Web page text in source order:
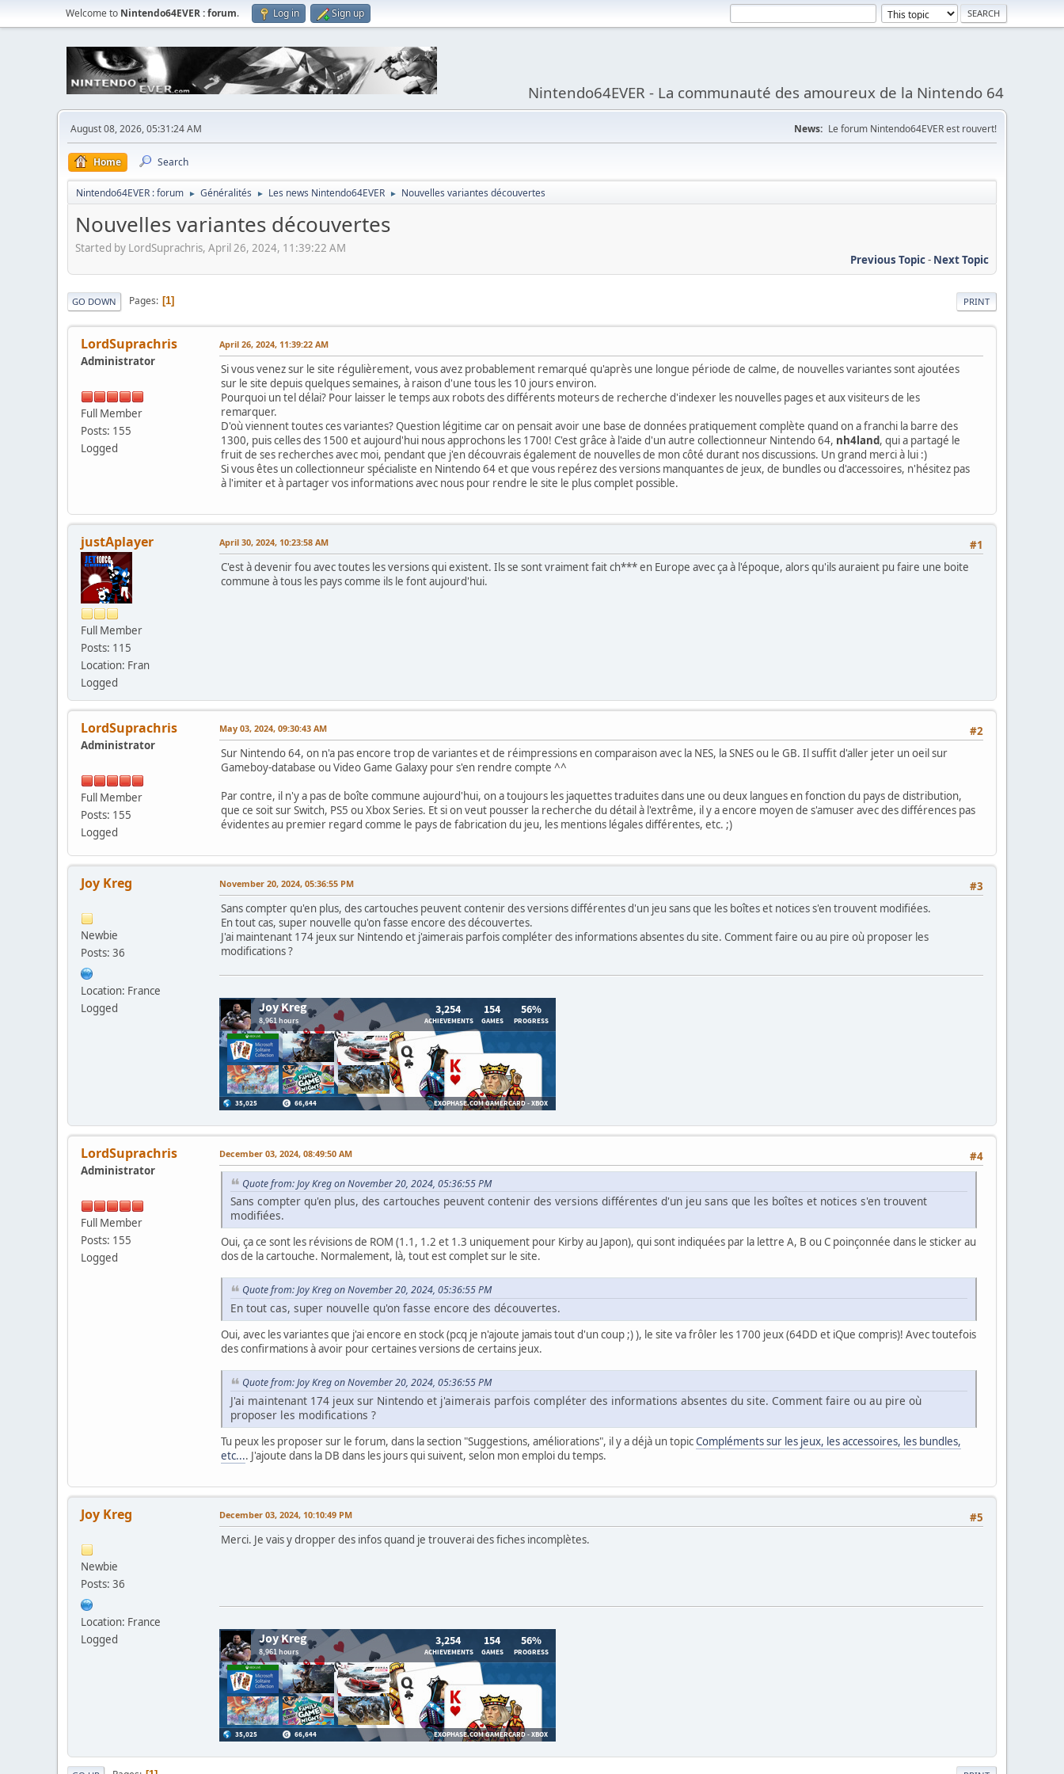
Welcome to Nintendo64EVER : forum. Log in Sign up
Nintendo64EVER - La communauté des amoureux de la Nintendo 64
August 08, 2026, 05:31:24 AM News: Le forum Nintendo64EVER est rouvert!
Home Search
Nintendo64EVER : forum ► Généralités ► Les news Nintendo64EVER ► Nouvelles variantes découvertes
Nouvelles variantes découvertes
Started by LordSuprachris, April 26, 2024, 11:39:22 AM
Previous Topic- Next Topic
PRINT
GO DOWN Pages 1
LordSuprachris
Administrator
Full Member
Posts: 155
Logged
April 26, 2024, 11:39:22 AM
Si vous venez sur le site régulièrement, vous avez probablement remarqué qu'après une longue période de calme, de nouvelles variantes sont ajoutées
sur le site depuis quelques semaines, à raison d'une tous les 10 jours environ.
Pourquoi un tel délai? Pour laisser le temps aux robots des différents moteurs de recherche d'indexer les nouvelles pages et aux visiteurs de les
remarquer.
D'où viennent toutes ces variantes? Question légitime car on pensait avoir une base de données pratiquement complète quand on a franchi la barre des
1300, puis celles des 1500 et aujourd'hui nous approchons les 1700! C'est grâce à l'aide d'un autre collectionneur Nintendo 64, nh4land, qui a partagé le
fruit de ses recherches avec moi, pendant que j'en découvrais également de nouvelles de mon côté durant nos discussions. Un grand merci à lui :)
Si vous êtes un collectionneur spécialiste en Nintendo 64 et que vous repérez des versions manquantes de jeux, de bundles ou d'accessoires, n'hésitez pas
à l'imiter et à partager vos informations avec nous pour rendre le site le plus complet possible.
justAplayer
Full Member
Posts: 115
Location: Fran
Logged
#1
April 30, 2024, 10:23:58 AM
C'est à devenir fou avec toutes les versions qui existent. Ils se sont vraiment fait ch*** en Europe avec ça à l'époque, alors qu'ils auraient pu faire une boite
commune à tous les pays comme ils le font aujourd'hui.
LordSuprachris
Administrator
Full Member
Posts: 155
Logged
#2
May 03, 2024, 09:30:43 AM
Sur Nintendo 64, on n'a pas encore trop de variantes et de réimpressions en comparaison avec la NES, la SNES ou le GB. Il suffit d'aller jeter un oeil sur
Gameboy-database ou Video Game Galaxy pour s'en rendre compte ^^
Par contre, il n'y a pas de boîte commune aujourd'hui, on a toujours les jaquettes traduites dans une ou deux langues en fonction du pays de distribution,
que ce soit sur Switch, PS5 ou Xbox Series. Et si on veut pousser la recherche du détail à l'extrême, il y a encore moyen de s'amuser avec des différences pas
évidentes au premier regard comme le pays de fabrication du jeu, les mentions légales différentes, etc. ;)
Joy Kreg
Newbie
Posts: 36
Location: France
Logged
#3
November 20, 2024, 05:36:55 PM
Sans compter qu'en plus, des cartouches peuvent contenir des versions différentes d'un jeu sans que les boîtes et notices s'en trouvent modifiées.
En tout cas, super nouvelle qu'on fasse encore des découvertes.
J'ai maintenant 174 jeux sur Nintendo et j'aimerais parfois compléter des informations absentes du site. Comment faire ou au pire où proposer les
modifications ?
LordSuprachris
Administrator
Full Member
Posts: 155
Logged
#4
December 03, 2024, 08:49:50 AM
Quote from: Joy Kreg on November 20, 2024, 05:36:55 PM
Sans compter qu'en plus, des cartouches peuvent contenir des versions différentes d'un jeu sans que les boîtes et notices s'en trouvent
modifiées.
Oui, ça ce sont les révisions de ROM (1.1, 1.2 et 1.3 uniquement pour Kirby au Japon), qui sont indiquées par la lettre A, B ou C poinçonnée dans le sticker au
dos de la cartouche. Normalement, là, tout est complet sur le site.
Quote from: Joy Kreg on November 20, 2024, 05:36:55 PM
En tout cas, super nouvelle qu'on fasse encore des découvertes.
Oui, avec les variantes que j'ai encore en stock (pcq je n'ajoute jamais tout d'un coup ;) ), le site va frôler les 1700 jeux (64DD et iQue compris)! Avec toutefois
des confirmations à avoir pour certaines versions de certains jeux.
Quote from: Joy Kreg on November 20, 2024, 05:36:55 PM
J'ai maintenant 174 jeux sur Nintendo et j'aimerais parfois compléter des informations absentes du site. Comment faire ou au pire où
proposer les modifications ?
Tu peux les proposer sur le forum, dans la section "Suggestions, améliorations", il y a déjà un topicCompléments sur les jeux, les accessoires, les bundles,
etc.... J'ajoute dans la DB dans les jours qui suivent, selon mon emploi du temps.
Joy Kreg
Newbie
Posts: 36
Location: France
Logged
#5
December 03, 2024, 10:10:49 PM
Merci. Je vais y dropper des infos quand je trouverai des fiches incomplètes.